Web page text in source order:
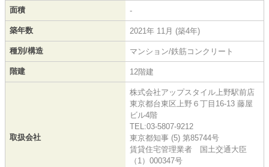
面積 -
築年数 2021年 11月 (築4年)
種別/構造 マンション/鉄筋コンクリート
階建 12階建
取扱会社
株式会社アップスタイル上野駅前店
東京都台東区上野６丁目16-13 藤屋
ビル4階
TEL:03-5807-9212
東京都知事 (5) 第85744号
賃貸住宅管理業者 国土交通大臣
（1）000347号